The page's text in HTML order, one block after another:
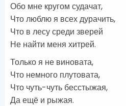
Обо мне кругом судачат,
Что люблю я всех дурачить,
Что в лесу среди зверей
Не найти меня хитрей.
Только я не виновата,
Что немного плутовата,
Что чуть-чуть бесстыжая,
Да ещё и рыжая.